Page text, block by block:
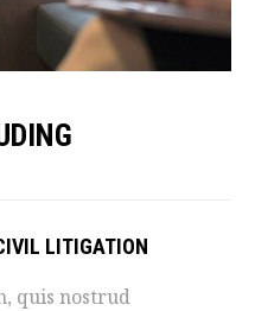
LITIGATION
quis nostrud